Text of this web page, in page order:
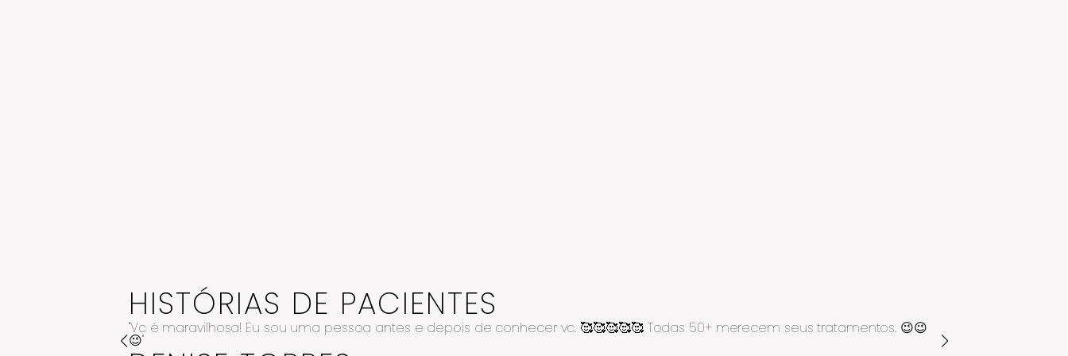
HISTÓRIAS DE PACIENTES
"Vc é maravilhosa! Eu sou uma pessoa antes e depois de conhecer vc. 🥰🥰🥰🥰🥰 Todas 50+ merecem seus tratamentos. 😉😉
😉"